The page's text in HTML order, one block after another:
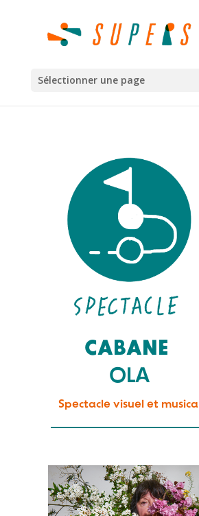
Sélectionner une page
CABANE
OLA
Spectacle visuel et musical